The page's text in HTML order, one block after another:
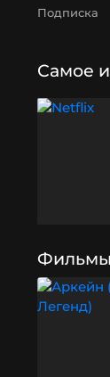
Подписка
Самое
Фильмы